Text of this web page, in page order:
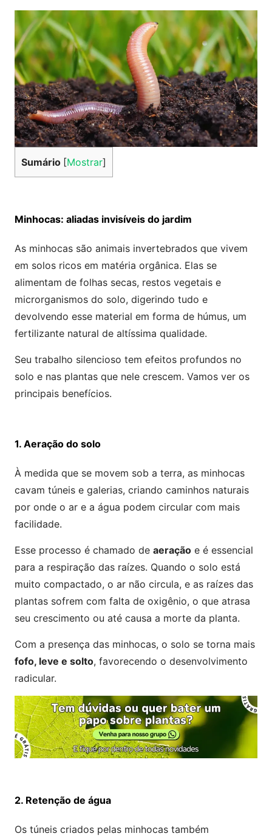
Sumário [Mostrar]
Minhocas: aliadas invisíveis do jardim
As minhocas são animais invertebrados que vivem
em solos ricos em matéria orgânica. Elas se
alimentam de folhas secas, restos vegetais e
microrganismos do solo, digerindo tudo e
devolvendo esse material em forma de húmus, um
fertilizante natural de altíssima qualidade.
Seu trabalho silencioso tem efeitos profundos no
solo e nas plantas que nele crescem. Vamos ver os
principais benefícios.
1. Aeração do solo
À medida que se movem sob a terra, as minhocas
cavam túneis e galerias, criando caminhos naturais
por onde o ar e a água podem circular com mais
facilidade.
Esse processo é chamado de aeração e é essencial
para a respiração das raízes. Quando o solo está
muito compactado, o ar não circula, e as raízes das
plantas sofrem com falta de oxigênio, o que atrasa
seu crescimento ou até causa a morte da planta.
Com a presença das minhocas, o solo se torna mais
fofo, leve e solto, favorecendo o desenvolvimento
radicular.
2. Retenção de água
Os túneis criados pelas minhocas também